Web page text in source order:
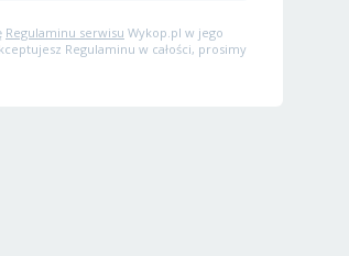
Regulaminu serwisu Wykop.pl w jego
Regulaminu w całości, prosimy